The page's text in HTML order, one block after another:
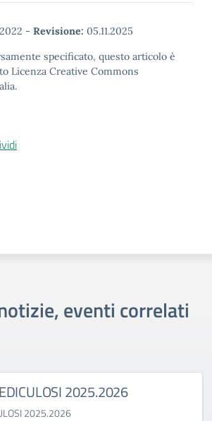
- Revisione: 05.11.2025
specificato, questo articolo è
Licenza Creative Commons
eventi correlati
2025.2026
2025.2026